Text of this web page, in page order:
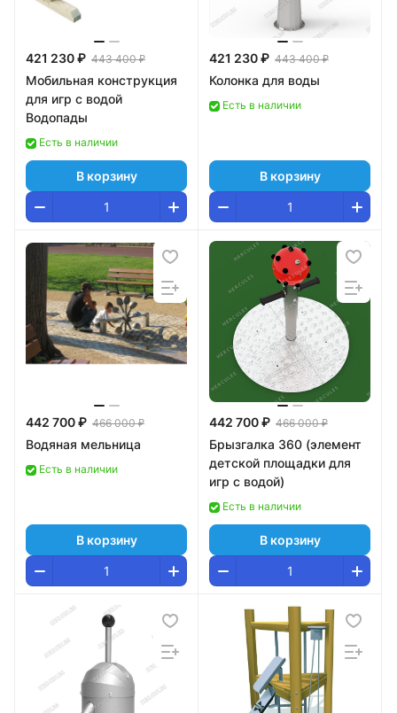
421 230 ₽ 443 400 ₽
Мобильная конструкция
для игр с водой
Водопады
Есть в наличии
В корзину
421 230 ₽ 443 400 ₽
Колонка для воды
Есть в наличии
В корзину
442 700 ₽ 466 000 ₽
Водяная мельница
Есть в наличии
В корзину
442 700 ₽ 466 000 ₽
Брызгалка 360 (элемент
детской площадки для
игр с водой)
Есть в наличии
В корзину